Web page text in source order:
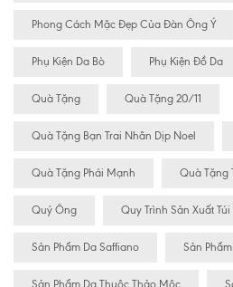
Phong Cách Mặc Đẹp Của Đàn Ông Ý
Phụ Kiện Da Bò Phụ Kiện Đồ Da
Quà Tặng Quà Tặng 20/11
Quà Tặng Bạn Trai Nhân Dịp Noel
Quà Tặng Phái Mạnh Quà Tặng
Quý Ông Quy Trình Sản Xuất Túi
Sản Phẩm Da Saffiano Sản